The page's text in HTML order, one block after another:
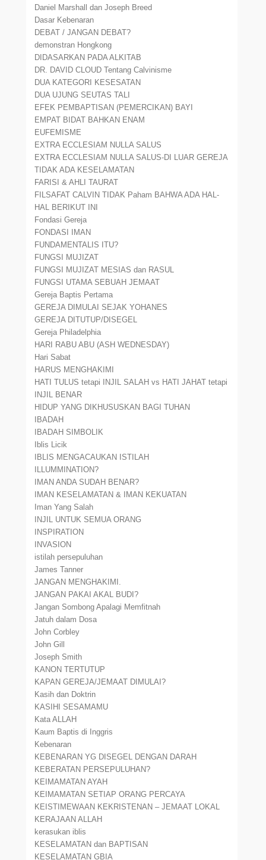
Daniel Marshall dan Joseph Breed
Dasar Kebenaran
DEBAT / JANGAN DEBAT?
demonstran Hongkong
DIDASARKAN PADA ALKITAB
DR. DAVID CLOUD Tentang Calvinisme
DUA KATEGORI KESESATAN
DUA UJUNG SEUTAS TALI
EFEK PEMBAPTISAN (PEMERCIKAN) BAYI
EMPAT BIDAT BAHKAN ENAM
EUFEMISME
EXTRA ECCLESIAM NULLA SALUS
EXTRA ECCLESIAM NULLA SALUS-DI LUAR GEREJA
TIDAK ADA KESELAMATAN
FARISI & AHLI TAURAT
FILSAFAT CALVIN TIDAK Paham BAHWA ADA HAL-
HAL BERIKUT INI
Fondasi Gereja
FONDASI IMAN
FUNDAMENTALIS ITU?
FUNGSI MUJIZAT
FUNGSI MUJIZAT MESIAS dan RASUL
FUNGSI UTAMA SEBUAH JEMAAT
Gereja Baptis Pertama
GEREJA DIMULAI SEJAK YOHANES
GEREJA DITUTUP/DISEGEL
Gereja Philadelphia
HARI RABU ABU (ASH WEDNESDAY)
Hari Sabat
HARUS MENGHAKIMI
HATI TULUS tetapi INJIL SALAH vs HATI JAHAT tetapi
INJIL BENAR
HIDUP YANG DIKHUSUSKAN BAGI TUHAN
IBADAH
IBADAH SIMBOLIK
Iblis Licik
IBLIS MENGACAUKAN ISTILAH
ILLUMMINATION?
IMAN ANDA SUDAH BENAR?
IMAN KESELAMATAN & IMAN KEKUATAN
Iman Yang Salah
INJIL UNTUK SEMUA ORANG
INSPIRATION
INVASION
istilah persepuluhan
James Tanner
JANGAN MENGHAKIMI.
JANGAN PAKAI AKAL BUDI?
Jangan Sombong Apalagi Memfitnah
Jatuh dalam Dosa
John Corbley
John Gill
Joseph Smith
KANON TERTUTUP
KAPAN GEREJA/JEMAAT DIMULAI?
Kasih dan Doktrin
KASIHI SESAMAMU
Kata ALLAH
Kaum Baptis di Inggris
Kebenaran
KEBENARAN YG DISEGEL DENGAN DARAH
KEBERATAN PERSEPULUHAN?
KEIMAMATAN AYAH
KEIMAMATAN SETIAP ORANG PERCAYA
KEISTIMEWAAN KEKRISTENAN – JEMAAT LOKAL
KERAJAAN ALLAH
kerasukan iblis
KESELAMATAN dan BAPTISAN
KESELAMATAN GBIA